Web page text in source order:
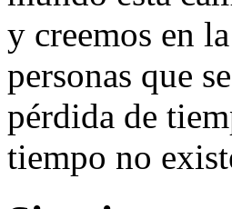
y creemos en
personas que
pérdida de
tiempo no